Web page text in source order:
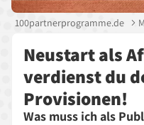
100partnerprogramme.de
Neustart als
verdienst du
Provisionen!
Was muss ich als